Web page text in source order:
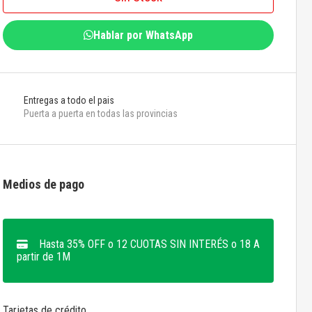
Hablar por WhatsApp
Entregas a todo el pais
Puerta a puerta en todas las provincias
Medios de pago
Hasta 35% OFF o 12 CUOTAS SIN INTERÉS o 18 A
partir de 1M